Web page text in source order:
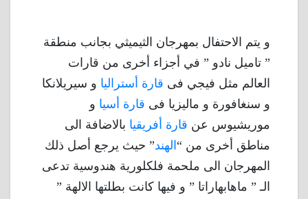
و يتم الاحتفال بمهرجان الثيميثي بجانب منطقة
” تاميل نادو ” في أجزاء أخرى من قارات
العالم مثل فيجي فى قارة أستراليا و سيريلانكا
و سنغافورة و ماليزيا فى قارة أسيا و
موريشيوس عن قارة أفريقيا بالاضافة الى
مناطق أخرى من “الهند” حيث يرجع أصل ذلك
المهرجان الى ملحمة فلكلورية هندوسية تدعى
الـ ” ماهابهاراتا ” و فيها كانت بطلتها الالهة ”